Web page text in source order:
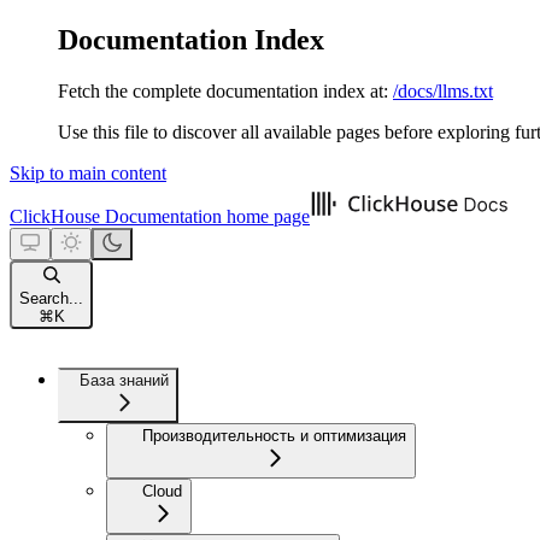
Documentation Index
Fetch the complete documentation index at: /docs/llms.txt
Use this file to discover all available pages before exploring
Skip to main content
ClickHouse Documentation home page
Search...
⌘ K
База знаний
Производительность и оптимизация
Cloud